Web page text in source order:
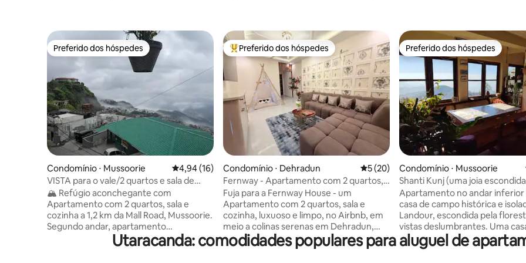
Preferido dos hóspedes
Preferido dos hóspedes
Condomínio ⋅ Mussoorie 4,94 de uma avaliação média de 5, 16 avaliações
4,94 (16)
VISTA para o vale/2 quartos e sala de
estar/Afastado/1 km do Mall RD|
Estacionamento
🏔️ Refúgio aconchegante com
Apartamento com 2 quartos, sala e
cozinha a 1,2 km da Mall Road, Mussoorie.
Segundo andar, apartamento
totalmente privativo — sofá, sala de
jantar, camas, TV e geladeira, tudo
Entre os melhores preferidos dos hóspedes
Preferido dos hóspedes
Condomínio ⋅ Dehradun 5 de uma avaliação média de 5, 20
5 (20)
Fernway - Apartamento com 2 quartos,
sala e cozinha, aconchegante e luxuoso,
com vista para a montanha, BnB
Fuja para a Fernway House - um
Apartamento com 2 quartos, sala e
cozinha, luxuoso e limpo, no Airbnb, em
meio a colinas serenas em Dehradun,
Uttarakhand. Acorde com ar fresco,
relaxe em interiores cuidadosamente
Preferido dos hóspedes
Preferido dos hóspedes
Condomínio ⋅ Mussoorie
Shanti Kunj (uma joia
Landour) - Apartamento
Apartamento no andar inferior
casa de campo histórica e
Landour, escondida pela
vistas deslumbrantes. Uma
gentilmente nutrida agora
retiros familiares, solidão na
Utaracanda: comodidades populares para aluguel de